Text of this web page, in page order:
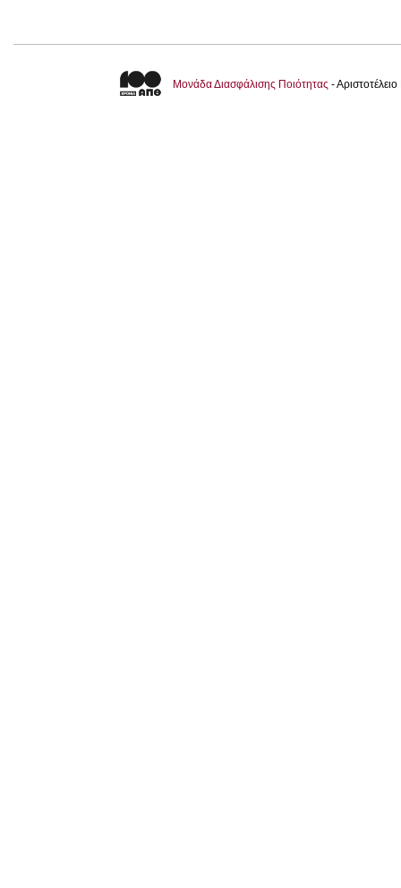
Μονάδα Διασφάλισης Ποιότητας -